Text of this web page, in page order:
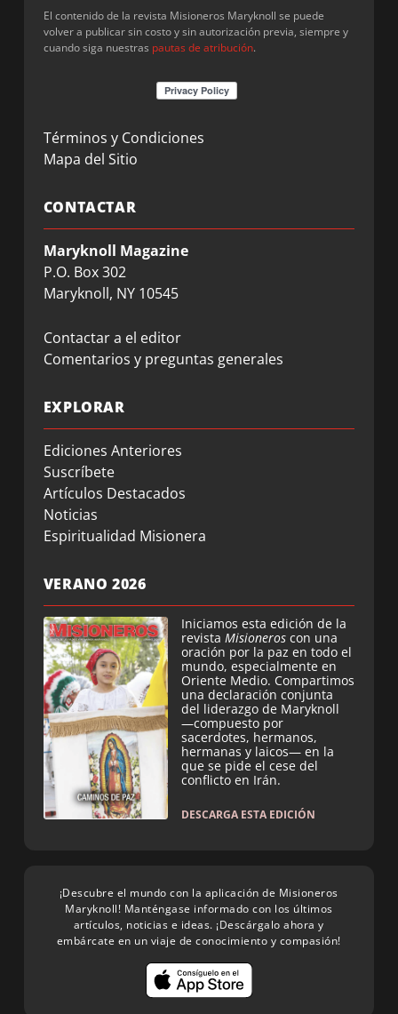
El contenido de la revista Misioneros Maryknoll se puede
volver a publicar sin costo y sin autorización previa, siempre y
cuando siga nuestras pautas de atribución.
Términos y Condiciones
Mapa del Sitio
CONTACTAR
Maryknoll Magazine
P.O. Box 302
Maryknoll, NY 10545
Contactar a el editor
Comentarios y preguntas generales
EXPLORAR
Ediciones Anteriores
Suscríbete
Artículos Destacados
Noticias
Espiritualidad Misionera
VERANO 2026
Iniciamos esta edición de la
revista Misioneros con una
oración por la paz en todo el
mundo, especialmente en
Oriente Medio. Compartimos
una declaración conjunta
del liderazgo de Maryknoll
—compuesto por
sacerdotes, hermanos,
hermanas y laicos— en la
que se pide el cese del
conflicto en Irán.
DESCARGA ESTA EDICIÓN
¡Descubre el mundo con la aplicación de Misioneros
Maryknoll! Manténgase informado con los últimos
artículos, noticias e ideas. ¡Descárgalo ahora y
embárcate en un viaje de conocimiento y compasión!